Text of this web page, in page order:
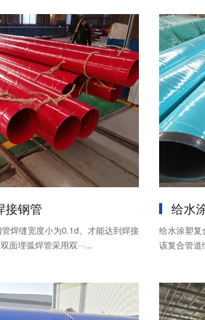
接钢管
焊缝宽度小为0.1d。才能达到焊接
面埋弧焊管采用双···...
给水
给水涂塑复
该复合管道